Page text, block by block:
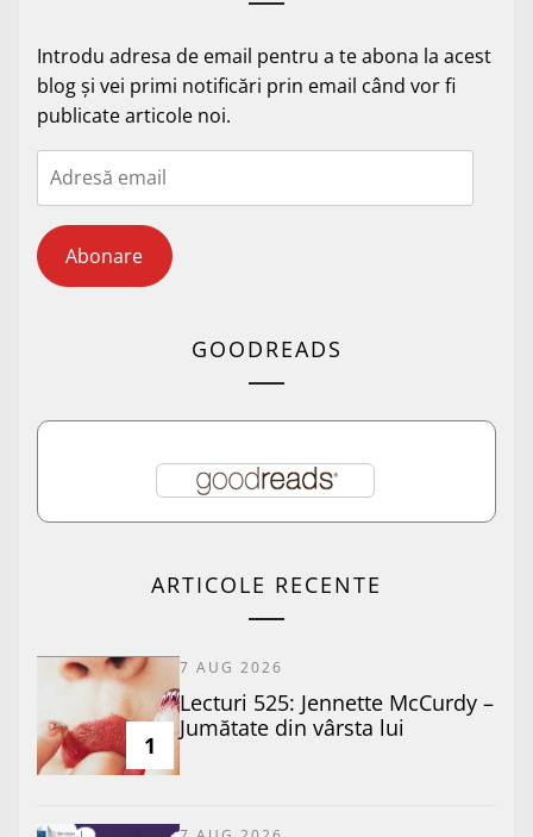
Introdu adresa de email pentru a te abona la acest
blog și vei primi notificări prin email când vor fi
publicate articole noi.
Adresă
email
Abonare
GOODREADS
ARTICOLE RECENTE
1
7 AUG 2026
Lecturi 525: Jennette McCurdy –
Jumătate din vârsta lui